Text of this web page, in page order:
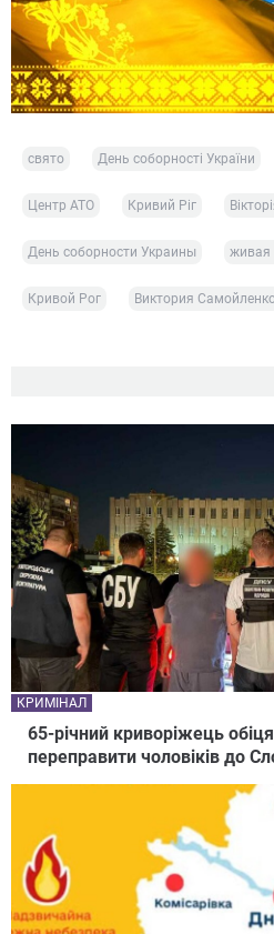
свято День соборності України
Центр АТО Кривий Ріг
День соборности Украины живая
Кривой Рог Виктория
65-річний криворіжець
переправити чоловіків до
КРИМІНАЛ